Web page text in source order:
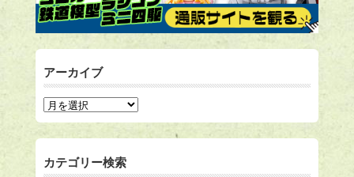
アーカイブ
カテゴリー検索